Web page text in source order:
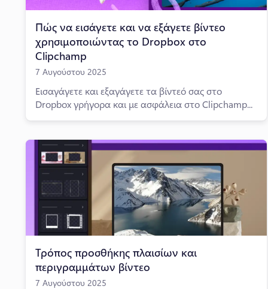
Πώς να εισάγετε και να εξάγετε βίντεο
χρησιμοποιώντας το Dropbox στο
Clipchamp
7 Αυγούστου 2025
Εισαγάγετε και εξαγάγετε τα βίντεό σας στο
Dropbox γρήγορα και με ασφάλεια στο Clipchamp...
Τρόπος προσθήκης πλαισίων και
περιγραμμάτων βίντεο
7 Αυγούστου 2025